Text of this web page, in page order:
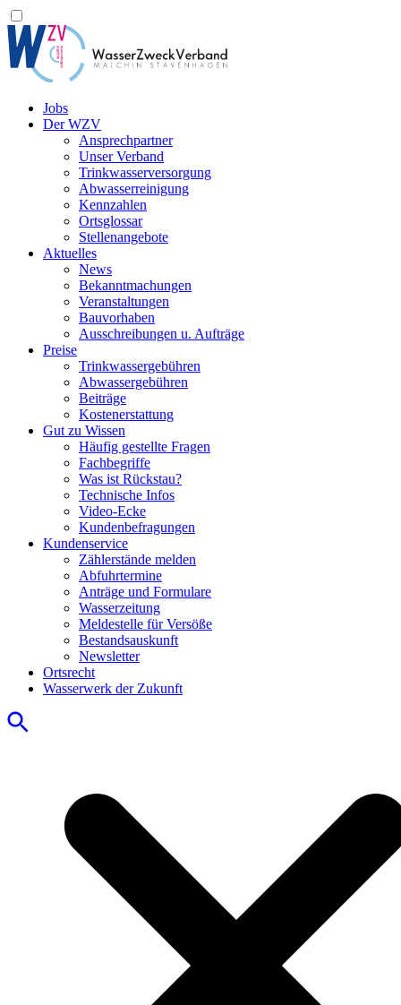
Jobs
Der WZV
Ansprechpartner
Unser Verband
Trinkwasser­versorgung
Abwasserreinigung
Kennzahlen
Ortsglossar
Stellenangebote
Aktuelles
News
Bekanntmachungen
Veranstaltungen
Bauvorhaben
Ausschreibungen u. Aufträge
Preise
Trinkwassergebühren
Abwassergebühren
Beiträge
Kostenerstattung
Gut zu Wissen
Häufig gestellte Fragen
Fachbegriffe
Was ist Rückstau?
Technische Infos
Video-Ecke
Kundenbefragungen
Kundenservice
Zählerstände melden
Abfuhrtermine
Anträge und Formulare
Wasserzeitung
Meldestelle für Versöße
Bestandsauskunft
Newsletter
Ortsrecht
Wasserwerk der Zukunft